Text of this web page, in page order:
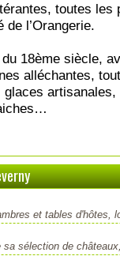
toutes les
l’Orangerie.
18ème siècle,
alléchantes,
glaces artisanales,
et tables d'hôtes,
sélection de